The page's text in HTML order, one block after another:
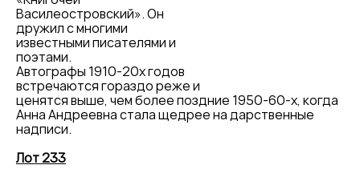
Василеостровский». Он
дружил с многими
известными писателями и
поэтами.
Автографы 1910-20х годов
встречаются гораздо реже и
ценятся выше, чем более поздние 1950-60-х, когда
Анна Андреевна стала щедрее на дарственные
надписи.
Лот 233